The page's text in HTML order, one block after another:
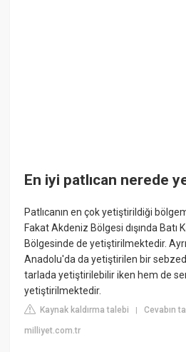
En iyi patlıcan nerede
Patlıcanın en çok yetiştirildiği
Fakat Akdeniz Bölgesi dışında Batı
Bölgesinde de yetiştirilmektedir.
Anadolu'da da yetiştirilen bir
tarlada yetiştirilebilir iken hem de
yetiştirilmektedir.
Kaynak kaldırma talebi |Cevabın
milliyet.com.tr